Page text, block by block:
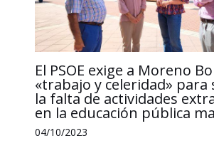
El PSOE exige a Moreno
«trabajo y celeridad» para
la falta de actividades
en la educación pública
04/10/2023